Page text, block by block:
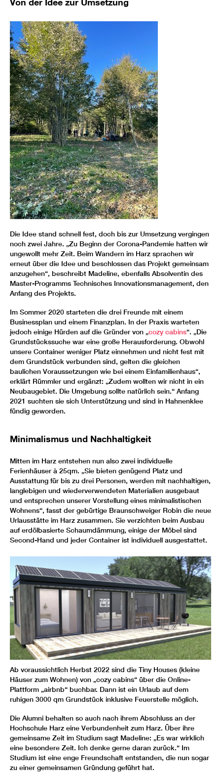
Die Idee stand schnell fest, doch bis zur Umsetzung vergingen
noch zwei Jahre. „Zu Beginn der Corona-Pandemie hatten wir
ungewollt mehr Zeit. Beim Wandern im Harz sprachen wir
erneut über die Idee und beschlossen das Projekt gemeinsam
anzugehen“, beschreibt Madeline, ebenfalls Absolventin des
Master-Programms Technisches Innovationsmanagement, den
Anfang des Projekts.
Im Sommer 2020 starteten die drei Freunde mit einem
Businessplan und einem Finanzplan. In der Praxis warteten
jedoch einige Hürden auf die Gründer von „cozy cabins“. „Die
Grundstückssuche war eine große Herausforderung. Obwohl
unsere Container weniger Platz einnehmen und nicht fest mit
dem Grundstück verbunden sind, gelten die gleichen
baulichen Voraussetzungen wie bei einem Einfamilienhaus“,
erklärt Rümmler und ergänzt: „Zudem wollten wir nicht in ein
Neubaugebiet. Die Umgebung sollte natürlich sein.“ Anfang
2021 suchten sie sich Unterstützung und sind in Hahnenklee
fündig geworden.
Minimalismus und Nachhaltigkeit
Mitten im Harz entstehen nun also zwei individuelle
Ferienhäuser à 25qm. „Sie bieten genügend Platz und
Ausstattung für bis zu drei Personen, werden mit nachhaltigen,
langlebigen und wiederverwendeten Materialien ausgebaut
und entsprechen unserer Vorstellung eines minimalistischen
Wohnens“, fasst der gebürtige Braunschweiger Robin die neue
Urlausstätte im Harz zusammen. Sie verzichten beim Ausbau
auf erdölbasierte Schaumdämmung, einige der Möbel sind
Second-Hand und jeder Container ist individuell ausgestattet.
Ab voraussichtlich Herbst 2022 sind die Tiny Houses (kleine
Häuser zum Wohnen) von „cozy cabins“ über die Online-
Plattform „airbnb“ buchbar. Dann ist ein Urlaub auf dem
ruhigen 3000 qm Grundstück inklusive Feuerstelle möglich.
Die Alumni behalten so auch nach ihrem Abschluss an der
Hochschule Harz eine Verbundenheit zum Harz. Über ihre
gemeinsame Zeit im Studium sagt Madeline: „Es war wirklich
eine besondere Zeit. Ich denke gerne daran zurück.“ Im
Studium ist eine enge Freundschaft entstanden, die nun sogar
zu einer gemeinsamen Gründung geführt hat.